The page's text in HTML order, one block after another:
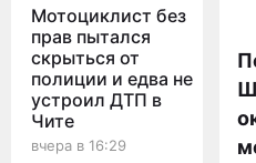
Мотоциклист без
прав пытался
скрыться от
полиции и едва не
устроил ДТП в
Чите
вчера в 16:29